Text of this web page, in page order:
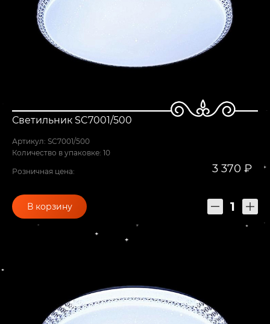
Светильник SC7001/500
Артикул: SC7001/500
Количество в упаковке: 10
Розничная цена: 3 370 ₽
В корзину